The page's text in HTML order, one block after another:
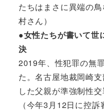
たちはまさに異端の
村さん）
●女性たちが書いて世
決
2019年、性犯罪の無
た。名古屋地裁岡崎
した父親が準強制性
（今年3月12日に控